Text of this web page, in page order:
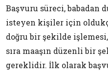
Başvuru süreci, babadan
isteyen kişiler için
doğru bir şekilde
sıra maaşın düzenli bir
gereklidir. İlk olarak